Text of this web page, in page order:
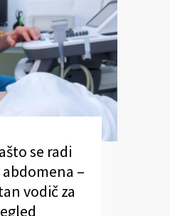
se radi
–
vodič za